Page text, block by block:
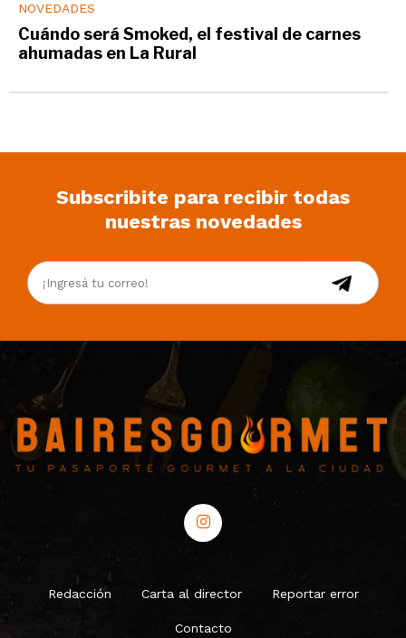
NOVEDADES
Cuándo será Smoked, el festival de carnes
ahumadas en La Rural
Subscribite para recibir todas
nuestras novedades
Redacción Carta al director Reportar error
Contacto